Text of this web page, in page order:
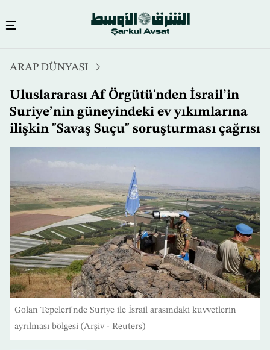
atla
ARAP DÜNYASI
Uluslararası Af Örgütü'nden İsrail’in
Suriye’nin güneyindeki ev yıkımlarına
ilişkin "Savaş Suçu" soruşturması çağrısı
Golan Tepeleri'nde Suriye ile İsrail arasındaki kuvvetlerin
ayrılması bölgesi (Arşiv - Reuters)